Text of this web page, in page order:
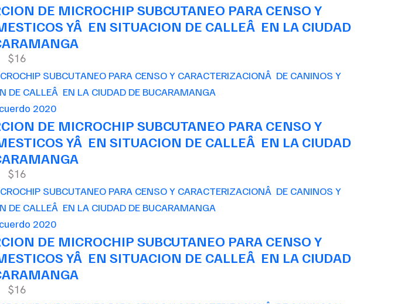
DE MICROCHIP SUBCUTANEO PARA CENSO Y
YÂ EN SITUACION DE CALLEÂ EN LA CIUDAD
$16
2020
DE MICROCHIP SUBCUTANEO PARA CENSO Y
YÂ EN SITUACION DE CALLEÂ EN LA CIUDAD
$16
2020
DE MICROCHIP SUBCUTANEO PARA CENSO Y
YÂ EN SITUACION DE CALLEÂ EN LA CIUDAD
$16